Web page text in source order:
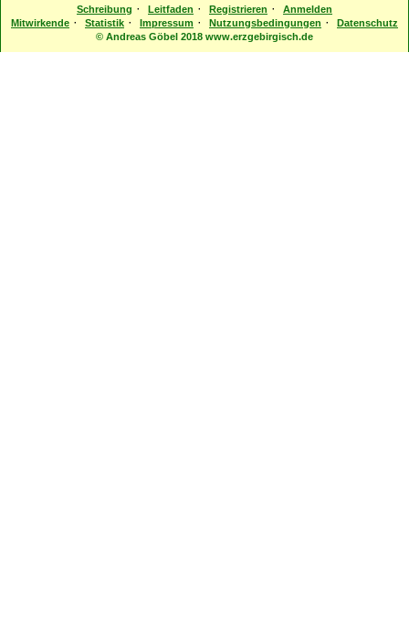
Schreibung · Leitfaden · Registrieren ·
Anmelden
Mitwirkende · Statistik · Impressum · Nutzungsbedingungen ·
Datenschutz
© Andreas Göbel 2018 www.erzgebirgisch.de